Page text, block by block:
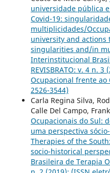
universidade pública
Covid-19:
multiplicidades/
university and actions
singularities and/in
Interinstitucional
REVISBRATO: v. 4 n.
Ocupacional frente ao
2526-3544)
Carla Regina Silva,
Calle Del Campo,
Ocupacionais do Sul:
uma perspectiva
Therapies of the
socio-historical
Brasileira de Terapia